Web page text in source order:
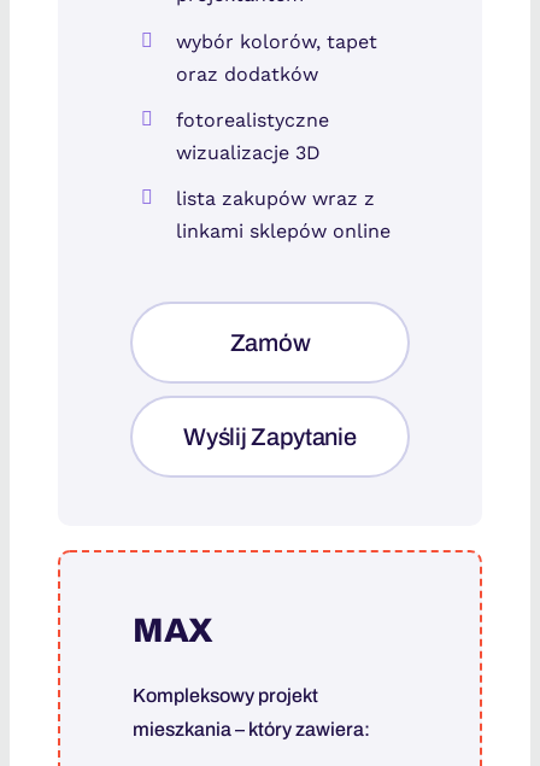
wybór kolorów, tapet
oraz dodatków
fotorealistyczne
wizualizacje 3D
lista zakupów wraz z
linkami sklepów online
Zamów
Wyślij Zapytanie
MAX
Kompleksowy projekt
mieszkania – który zawiera: